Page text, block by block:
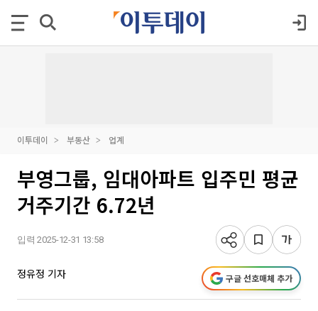
이투데이 부동산 업계
부영그룹, 임대아파트 입주민 평균
거주기간 6.72년
입력 2025-12-31 13:58
정유정 기자 구글 선호매체 추가